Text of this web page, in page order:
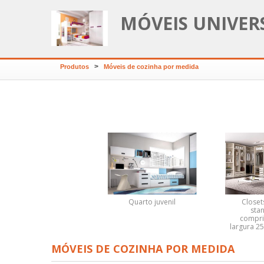
MÓVEIS
Produtos > Móveis de cozinha por medida
Quarto juvenil
largura
MÓVEIS DE COZINHA POR MEDIDA